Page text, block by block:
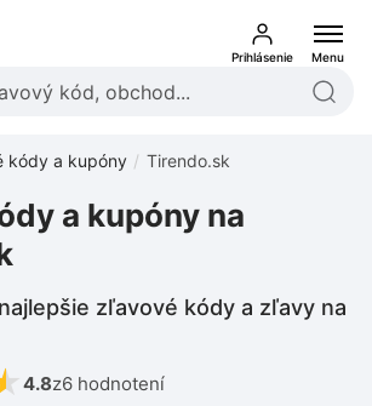
Prihlásenie Menu
kódy a kupóny Tirendo.sk
a kupóny na
zľavové kódy a zľavy na
4.8z6 hodnotení